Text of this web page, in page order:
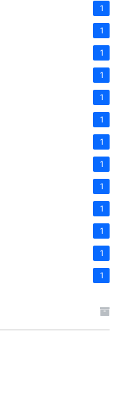
1
1
1
1
1
1
1
1
1
1
1
1
1